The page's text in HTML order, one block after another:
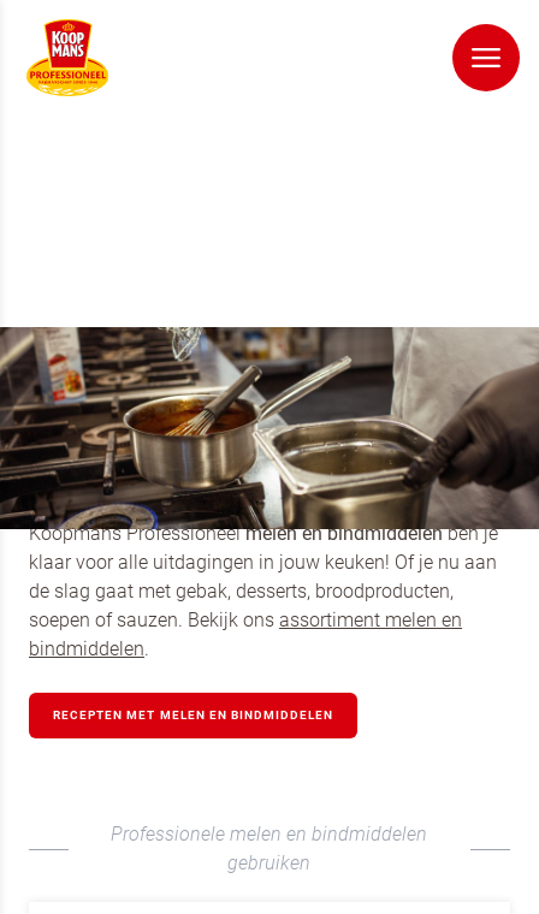
MELEN EN
BINDMIDDELEN
Met de betrouwbare kwaliteit van de bloemsoorten van
Koopmans Professioneelmelen en bindmiddelenben je
klaar voor alle uitdagingen in jouw keuken! Of je nu aan
de slag gaat met gebak, desserts, broodproducten,
soepen of sauzen. Bekijk ons assortiment melen en
bindmiddelen.
RECEPTEN MET MELEN EN BINDMIDDELEN
Professionele melen en bindmiddelen
gebruiken